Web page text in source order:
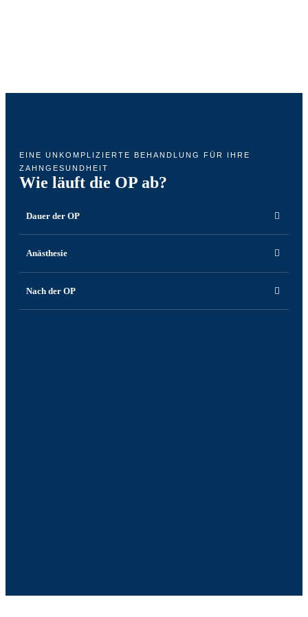
EINE UNKOMPLIZIERTE BEHANDLUNG FÜR IHRE
ZAHNGESUNDHEIT
Wie läuft die OP ab?
Dauer der OP
Anästhesie
Nach der OP